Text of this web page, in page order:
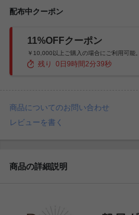
配布中クーポン
11%OFFクーポン
￥10,000以上ご購入の場合にご利用可能。
残り 0 日9 時間 2分38秒
商品についてのお問い合わせ
レビューを書く
商品の詳細説明